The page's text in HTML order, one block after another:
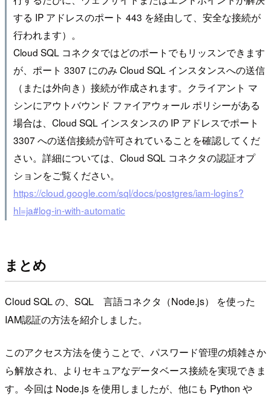
する IP アドレスのポート 443 を経由して、安全な接続が
行われます）。
Cloud SQL コネクタではどのポートでもリッスンできます
が、ポート 3307 にのみ Cloud SQL インスタンスへの送信
（または外向き）接続が作成されます。クライアント マ
シンにアウトバウンド ファイアウォール ポリシーがある
場合は、Cloud SQL インスタンスの IP アドレスでポート
3307 への送信接続が許可されていることを確認してくだ
さい。詳細については、Cloud SQL コネクタの認証オプ
ションをご覧ください。
https://cloud.google.com/sql/docs/postgres/iam-logins?
hl=ja#log-in-with-automatic
まとめ
Cloud SQL の、SQL 言語コネクタ（Node.js） を使った
IAM認証の方法を紹介しました。
このアクセス方法を使うことで、パスワード管理の煩雑さか
ら解放され、よりセキュアなデータベース接続を実現できま
す。今回は Node.js を使用しましたが、他にも Python や